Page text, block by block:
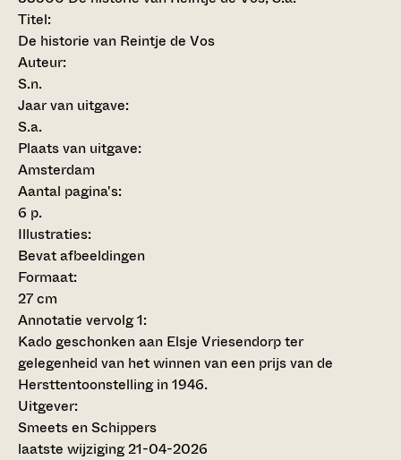
Titel:
De historie van Reintje de Vos
Auteur:
S.n.
Jaar van uitgave:
S.a.
Plaats van uitgave:
Amsterdam
Aantal pagina's:
6 p.
Illustraties:
Bevat afbeeldingen
Formaat:
27 cm
Annotatie vervolg 1:
Kado geschonken aan Elsje Vriesendorp ter
gelegenheid van het winnen van een prijs van de
Hersttentoonstelling in 1946.
Uitgever:
Smeets en Schippers
laatste wijziging 21-04-2026